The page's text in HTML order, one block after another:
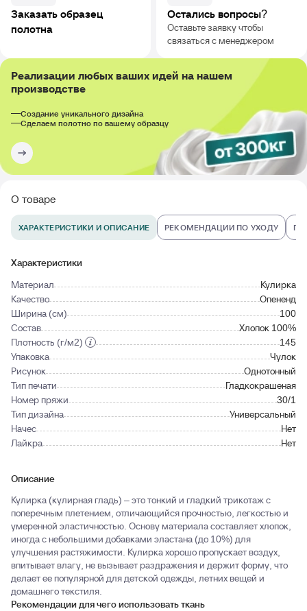
Заказать образец
полотна
Остались вопросы?
Оставьте заявку чтобы
связаться с менеджером
Реализации любых ваших идей на нашем
производстве
Создание уникального дизайна
Сделаем полотно по вашему образцу
О товаре
ХАРАКТЕРИСТИКИ И ОПИСАНИЕ РЕКОМЕНДАЦИИ ПО УХОДУ
Характеристики
Материал
Кулирка
Качество
Опененд
Ширина (см)
100
Состав
Хлопок 100%
Плотность (г/м2)
145
Упаковка
Чулок
Рисунок
Однотонный
Тип печати
Гладкокрашеная
Номер пряжи
30/1
Тип дизайна
Универсальный
Начес
Нет
Лайкра
Нет
Описание
Кулирка (кулирная гладь) – это тонкий и гладкий трикотаж с
поперечным плетением, отличающийся прочностью, легкостью и
умеренной эластичностью. Основу материала составляет хлопок,
иногда с небольшими добавками эластана (до 10%) для
улучшения растяжимости. Кулирка хорошо пропускает воздух,
впитывает влагу, не вызывает раздражения и держит форму, что
делает ее популярной для детской одежды, летних вещей и
домашнего текстиля.
Рекомендации для чего использовать ткань